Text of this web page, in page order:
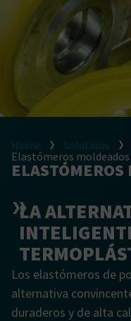
Elastómeros moldeados
LA
Los elastómeros de
alternativa
duraderos y de alta